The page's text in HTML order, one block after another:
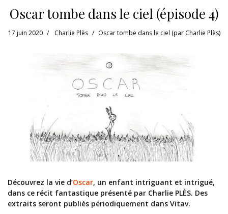
Oscar tombe dans le ciel (épisode 4)
17 juin 2020 Charlie Plès Oscar tombe dans le ciel (par Charlie Plès)
Découvrez la vie d’Oscar, un enfant intriguant et intrigué,
dans ce récit fantastique présenté par Charlie PLÈS. Des
extraits seront publiés périodiquement dans Vitav.